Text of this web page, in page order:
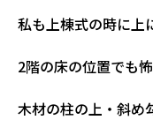
私も上棟式の時に上
2階の床の位置でも
木材の柱の上・斜め